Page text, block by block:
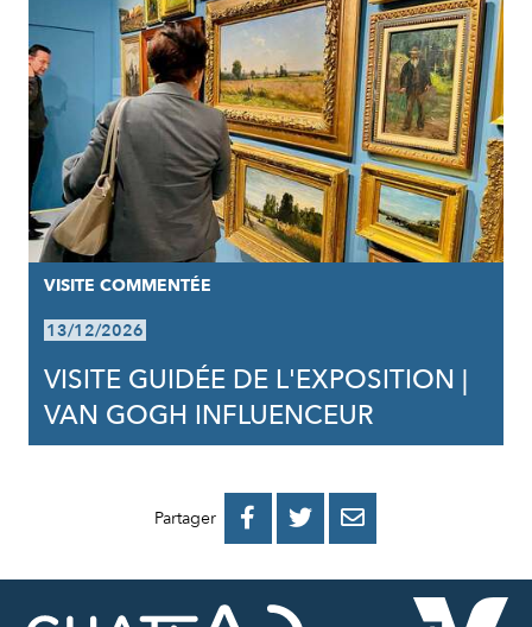
VISITE COMMENTÉE
13/12/2026
VISITE GUIDÉE DE L'EXPOSITION |
VAN GOGH INFLUENCEUR
Partager 
PARTAGER
FACEBOOK
PARTAGER
PARTAGER